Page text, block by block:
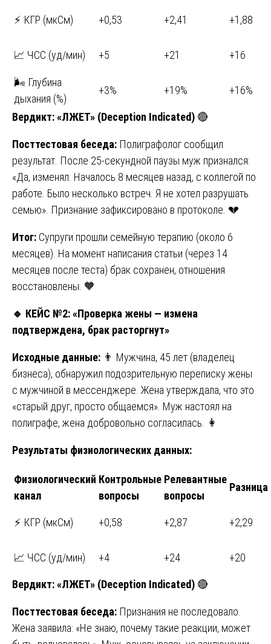
⚡ КГР (мкСм) +0,53 +2,41 +1,88
📈 ЧСС (уд/мин) +5 +21 +16
🌬️ Глубина
дыхания (%)
+3% +19% +16%
Вердикт:«ЛЖЕТ» (Deception Indicated) 🔴
Посттестовая беседа: Полиграфолог сообщил
результат. После 25-секундной паузы муж признался:
«Да, изменял. Началось 8 месяцев назад, с коллегой по
работе. Было несколько встреч. Я не хотел разрушать
семью». Признание зафиксировано в протоколе. 💔
Итог: Супруги прошли семейную терапию (около 6
месяцев). На момент написания статьи (через 14
месяцев после теста) брак сохранен, отношения
восстановлены. 🧡
🔹 КЕЙС №2: «Проверка жены — измена
подтверждена, брак расторгнут»
Исходные данные: 👨 Мужчина, 45 лет (владелец
бизнеса), обнаружил подозрительную переписку жены
с мужчиной в мессенджере. Жена утверждала, что это
«старый друг, просто общаемся». Муж настоял на
полиграфе, жена добровольно согласилась. 👩
Результаты физиологических данных:
Физиологический
канал
Контрольные
вопросы
Релевантные
вопросы
Разница
⚡ КГР (мкСм) +0,58 +2,87 +2,29
📈 ЧСС (уд/мин) +4 +24 +20
Вердикт:«ЛЖЕТ» (Deception Indicated) 🔴
Посттестовая беседа: Признания не последовало.
Жена заявила: «Не знаю, почему такие реакции, может